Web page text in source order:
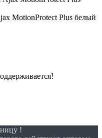
MotionProtect Plus белый
!